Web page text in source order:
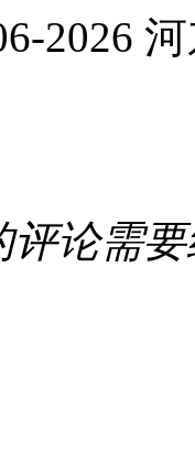
2026 河
评论需